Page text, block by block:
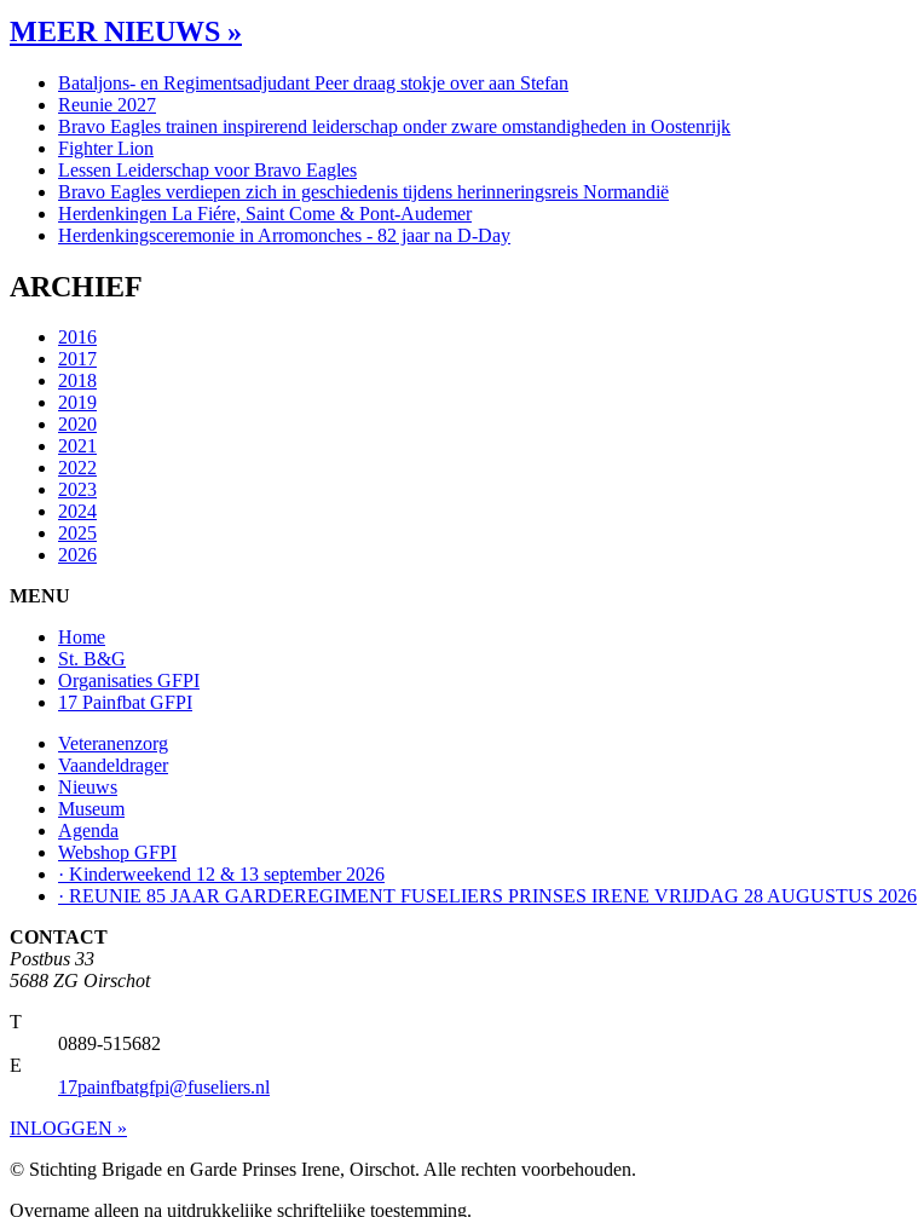
MEER NIEUWS »
Bataljons- en Regimentsadjudant Peer draag stokje over aan Stefan
Reunie 2027
Bravo Eagles trainen inspirerend leiderschap onder zware omstandigheden in Oostenrijk
Fighter Lion
Lessen Leiderschap voor Bravo Eagles
Bravo Eagles verdiepen zich in geschiedenis tijdens herinneringsreis Normandië
Herdenkingen La Fiére, Saint Come & Pont-Audemer
Herdenkingsceremonie in Arromonches - 82 jaar na D-Day
ARCHIEF
2016
2017
2018
2019
2020
2021
2022
2023
2024
2025
2026
MENU
Home
St. B&G
Organisaties GFPI
17 Painfbat GFPI
Veteranenzorg
Vaandeldrager
Nieuws
Museum
Agenda
Webshop GFPI
· Kinderweekend 12 & 13 september 2026
· REUNIE 85 JAAR GARDEREGIMENT FUSELIERS PRINSES IRENE VRIJDAG 28 AUGUSTUS 2026
CONTACT
Postbus 33
5688 ZG Oirschot
T
0889-515682
E
17painfbatgfpi@fuseliers.nl
INLOGGEN »
© Stichting Brigade en Garde Prinses Irene, Oirschot. Alle rechten voorbehouden.
Overname alleen na uitdrukkelijke schriftelijke toestemming.